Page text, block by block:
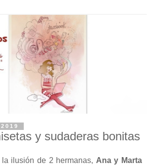
y sudaderas bonitas
ilusión de 2 hermanas, Ana y Marta